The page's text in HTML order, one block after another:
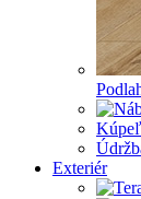
Exteriér